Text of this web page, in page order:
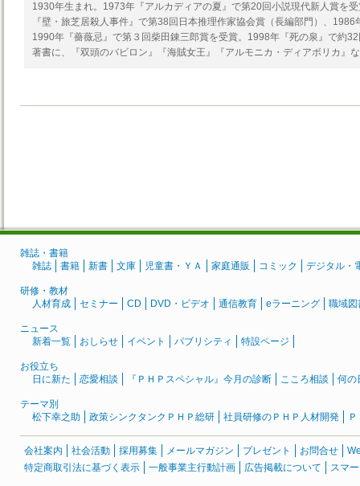
1930年生まれ。1973年『アルカディアの夏』で第20回小説現代新人賞を
『壁・旅芝居殺人事件』で第38回日本推理作家協会賞（長編部門）、
1990年『薔薇忌』で第３回柴田錬三郎賞を受賞。1998年『死の泉』で約
著書に、『双頭のバビロン』『海賊女王』『アルモニカ・ディアボリカ』
雑誌・書籍
雑誌
書籍 新書 文庫 児童書・ＹＡ 家庭通販 コミック デジタル・
研修・教材
人材育成
セミナー CD DVD・ビデオ 通信教育 eラーニング 職域図
ニュース
新着一覧
おしらせ イベント パブリシティ 特設ページ
お役立ち
日に新た
恋愛相談 『ＰＨＰスペシャル』今月の診断 こころ相談 何の
テーマ別
松下幸之助
政策シンクタンクＰＨＰ総研 社員研修のＰＨＰ人材開発
会社案内 社会活動 採用募集 メールマガジン プレゼント お問合せ
特定商取引法に基づく表示
一般事業主行動計画 広告掲載について スマ